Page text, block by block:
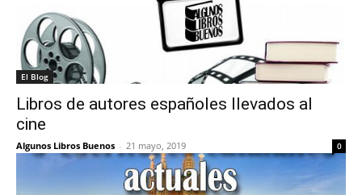
El Blog
Libros de autores españoles llevados al
cine
Algunos Libros Buenos - 21 mayo, 2019 0